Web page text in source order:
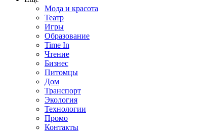
Мода и красота
Театр
Игры
Образование
Time In
Чтение
Бизнес
Питомцы
Дом
Транспорт
Экология
Технологии
Промо
Контакты